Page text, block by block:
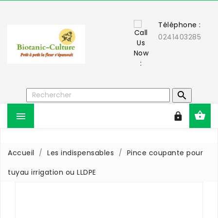
Téléphone :
0241403285



Accueil Les indispensables
Pince coupante pour
tuyau irrigation ou LLDPE